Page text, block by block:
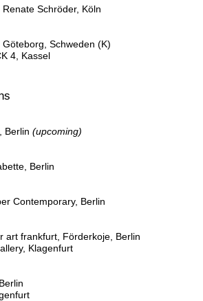
Schröder, Köln
Schweden (K)
4, Kassel
Berlin (upcoming)
Berlin
Contemporary, Berlin
art frankfurt, Förderkoje, Berlin
Klagenfurt